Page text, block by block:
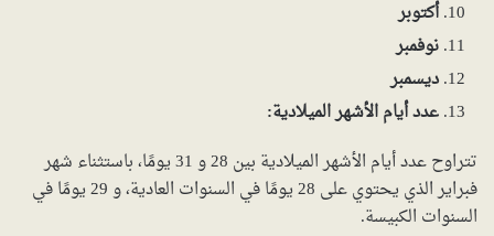
أكتوبر
نوفمبر
ديسمبر
عدد أيام الأشهر الميلادية:
تتراوح عدد أيام الأشهر الميلادية بين 28 و 31 يومًا، باستثناء شهر
فبراير الذي يحتوي على 28 يومًا في السنوات العادية، و 29 يومًا في
السنوات الكبيسة.